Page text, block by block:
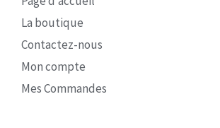
La boutique
Contactez-nous
Mon compte
Mes Commandes